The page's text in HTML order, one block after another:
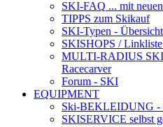
SKI-FAQ ... mit
TIPPS zum Skikauf
SKI-Typen -
SKISHOPS /
MULTI-RADIUS SKI
Racecarver
Forum - SKI
EQUIPMENT
Ski-BEKLEIDUNG -
SKISERVICE selbst